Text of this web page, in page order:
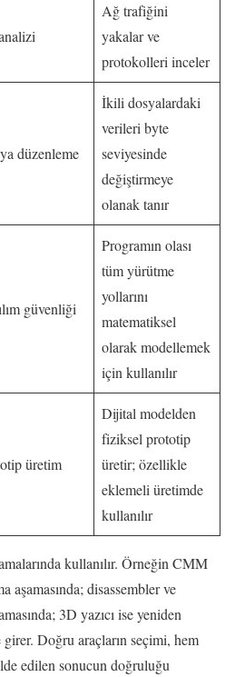
Ağ trafiğini
yakalar ve
protokolleri inceler
düzenleme
İkili dosyalardaki
verileri byte
seviyesinde
değiştirmeye
olanak tanır
güvenliği
Programın olası
tüm yürütme
yollarını
matematiksel
olarak modellemek
için kullanılır
üretim
Dijital modelden
fiziksel prototip
üretir; özellikle
eklemeli üretimde
kullanılır
kullanılır. Örneğin CMM
aşamasında; disassembler ve
3D yazıcı ise yeniden
girer. Doğru araçların seçimi, hem
edilen sonucun doğruluğu